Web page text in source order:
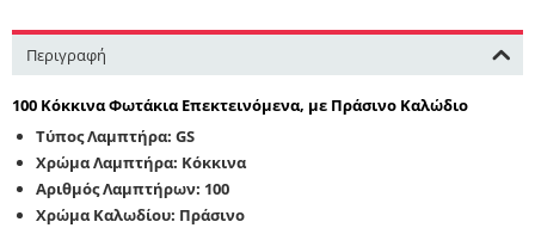
Περιγραφή
100 Κόκκινα Φωτάκια Επεκτεινόμενα, με Πράσινο Καλώδιο
Τύπος Λαμπτήρα: GS
Χρώμα Λαμπτήρα: Κόκκινα
Αριθμός Λαμπτήρων: 100
Χρώμα Καλωδίου: Πράσινο